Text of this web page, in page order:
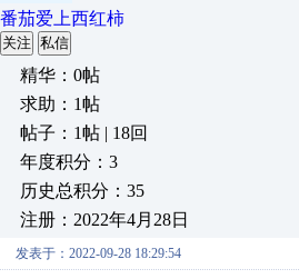
番茄爱上西红柿
关注 私信
精华：0帖
求助：1帖
帖子：1帖 | 18回
年度积分：3
历史总积分：35
注册：2022年4月28日
发表于：2022-09-28 18:29:54